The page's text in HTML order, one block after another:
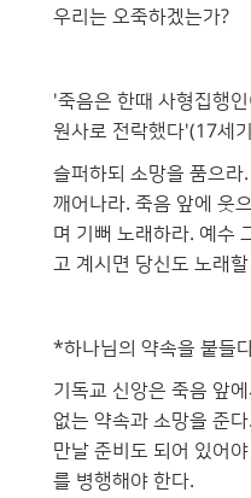
우리는 오죽하겠는가?
'죽음은 한때 사형집행
원사로 전락했다'(17세
슬퍼하되 소망을 품으라
깨어나라. 죽음 앞에 웃
며 기뻐 노래하라. 예수
고 계시면 당신도 노래
*하나님의 약속을 붙들
기독교 신앙은 죽음 앞
없는 약속과 소망을 준
만날 준비도 되어 있어
를 병행해야 한다.